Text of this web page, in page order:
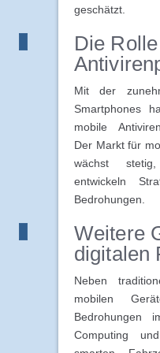
geschätzt.
Die
Mit der
Smartphones
mobile
Der Markt für
wächst
entwickeln
Bedrohungen.
Weitere
digitalen
Neben
mobilen
Bedrohungen
Computing